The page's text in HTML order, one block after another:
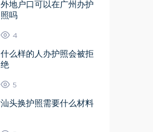
外地户口可以在广州办护
照吗
4
什么样的人办护照会被拒
绝
5
汕头换护照需要什么材料